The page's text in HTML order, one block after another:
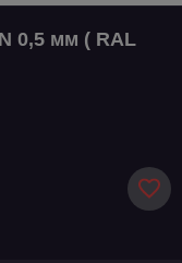
0,5 мм ( RAL